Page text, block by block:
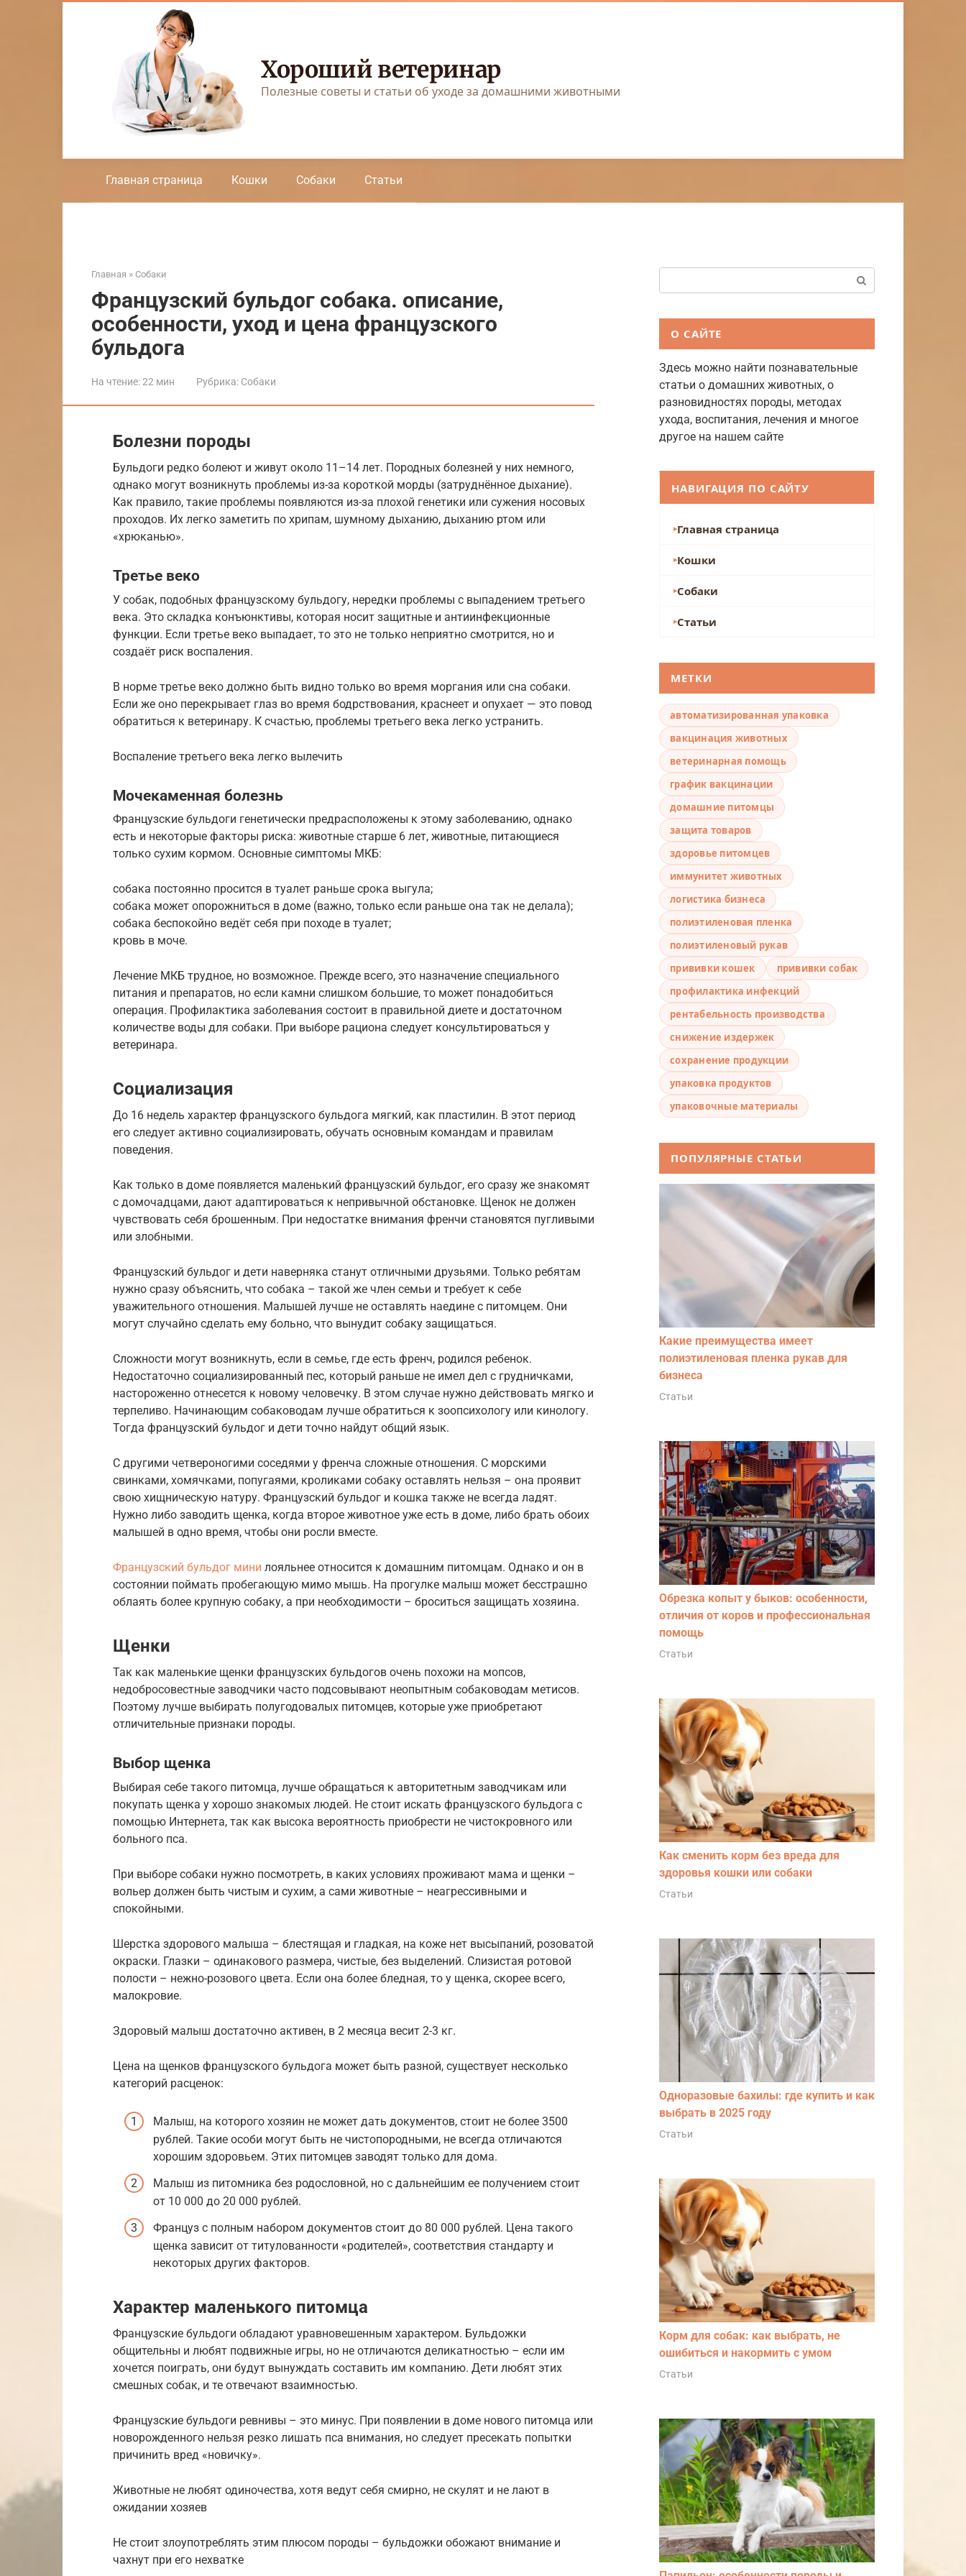
Хороший ветеринар
Полезные советы и статьи об уходе за домашними животными
Главная страница Кошки Собаки Статьи
Главная » Собаки
Французский бульдог собака. описание,
особенности, уход и цена французского
бульдога
На чтение:22 мин Рубрика: Собаки
Болезни породы
Бульдоги редко болеют и живут около 11–14 лет. Породных болезней у них немного,
однако могут возникнуть проблемы из-за короткой морды (затруднённое дыхание).
Как правило, такие проблемы появляются из-за плохой генетики или сужения носовых
проходов. Их легко заметить по хрипам, шумному дыханию, дыханию ртом или
«хрюканью».
Третье веко
У собак, подобных французскому бульдогу, нередки проблемы с выпадением третьего
века. Это складка конъюнктивы, которая носит защитные и антиинфекционные
функции. Если третье веко выпадает, то это не только неприятно смотрится, но и
создаёт риск воспаления.
В норме третье веко должно быть видно только во время моргания или сна собаки.
Если же оно перекрывает глаз во время бодрствования, краснеет и опухает — это повод
обратиться к ветеринару. К счастью, проблемы третьего века легко устранить.
Воспаление третьего века легко вылечить
Мочекаменная болезнь
Французские бульдоги генетически предрасположены к этому заболеванию, однако
есть и некоторые факторы риска: животные старше 6 лет, животные, питающиеся
только сухим кормом. Основные симптомы МКБ:
собака постоянно просится в туалет раньше срока выгула;
собака может опорожниться в доме (важно, только если раньше она так не делала);
собака беспокойно ведёт себя при походе в туалет;
кровь в моче.
Лечение МКБ трудное, но возможное. Прежде всего, это назначение специального
питания и препаратов, но если камни слишком большие, то может понадобиться
операция. Профилактика заболевания состоит в правильной диете и достаточном
количестве воды для собаки. При выборе рациона следует консультироваться у
ветеринара.
Социализация
До 16 недель характер французского бульдога мягкий, как пластилин. В этот период
его следует активно социализировать, обучать основным командам и правилам
поведения.
Как только в доме появляется маленький французский бульдог, его сразу же знакомят
с домочадцами, дают адаптироваться к непривычной обстановке. Щенок не должен
чувствовать себя брошенным. При недостатке внимания френчи становятся пугливыми
или злобными.
Французский бульдог и дети наверняка станут отличными друзьями. Только ребятам
нужно сразу объяснить, что собака – такой же член семьи и требует к себе
уважительного отношения. Малышей лучше не оставлять наедине с питомцем. Они
могут случайно сделать ему больно, что вынудит собаку защищаться.
Сложности могут возникнуть, если в семье, где есть френч, родился ребенок.
Недостаточно социализированный пес, который раньше не имел дел с грудничками,
настороженно отнесется к новому человечку. В этом случае нужно действовать мягко и
терпеливо. Начинающим собаководам лучше обратиться к зоопсихологу или кинологу.
Тогда французский бульдог и дети точно найдут общий язык.
С другими четвероногими соседями у френча сложные отношения. С морскими
свинками, хомячками, попугаями, кроликами собаку оставлять нельзя – она проявит
свою хищническую натуру. Французский бульдог и кошка также не всегда ладят.
Нужно либо заводить щенка, когда второе животное уже есть в доме, либо брать обоих
малышей в одно время, чтобы они росли вместе.
Французский бульдог мини лояльнее относится к домашним питомцам. Однако и он в
состоянии поймать пробегающую мимо мышь. На прогулке малыш может бесстрашно
облаять более крупную собаку, а при необходимости – броситься защищать хозяина.
Щенки
Так как маленькие щенки французских бульдогов очень похожи на мопсов,
недобросовестные заводчики часто подсовывают неопытным собаководам метисов.
Поэтому лучше выбирать полугодовалых питомцев, которые уже приобретают
отличительные признаки породы.
Выбор щенка
Выбирая себе такого питомца, лучше обращаться к авторитетным заводчикам или
покупать щенка у хорошо знакомых людей. Не стоит искать французского бульдога с
помощью Интернета, так как высока вероятность приобрести не чистокровного или
больного пса.
При выборе собаки нужно посмотреть, в каких условиях проживают мама и щенки –
вольер должен быть чистым и сухим, а сами животные – неагрессивными и
спокойными.
Шерстка здорового малыша – блестящая и гладкая, на коже нет высыпаний, розоватой
окраски. Глазки – одинакового размера, чистые, без выделений. Слизистая ротовой
полости – нежно-розового цвета. Если она более бледная, то у щенка, скорее всего,
малокровие.
Здоровый малыш достаточно активен, в 2 месяца весит 2-3 кг.
Цена на щенков французского бульдога может быть разной, существует несколько
категорий расценок:
Малыш, на которого хозяин не может дать документов, стоит не более 3500
рублей. Такие особи могут быть не чистопородными, не всегда отличаются
хорошим здоровьем. Этих питомцев заводят только для дома.
Малыш из питомника без родословной, но с дальнейшим ее получением стоит
от 10 000 до 20 000 рублей.
Француз с полным набором документов стоит до 80 000 рублей. Цена такого
щенка зависит от титулованности «родителей», соответствия стандарту и
некоторых других факторов.
Характер маленького питомца
Французские бульдоги обладают уравновешенным характером. Бульдожки
общительны и любят подвижные игры, но не отличаются деликатностью – если им
хочется поиграть, они будут вынуждать составить им компанию. Дети любят этих
смешных собак, и те отвечают взаимностью.
Французские бульдоги ревнивы – это минус. При появлении в доме нового питомца или
новорожденного нельзя резко лишать пса внимания, но следует пресекать попытки
причинить вред «новичку».
Животные не любят одиночества, хотя ведут себя смирно, не скулят и не лают в
ожидании хозяев
Не стоит злоупотреблять этим плюсом породы – бульдожки обожают внимание и
чахнут при его нехватке
О САЙТЕ
Здесь можно найти познавательные
статьи о домашних животных, о
разновидностях породы, методах
ухода, воспитания, лечения и многое
другое на нашем сайте
НАВИГАЦИЯ ПО САЙТУ
Главная страница
Кошки
Собаки
Статьи
МЕТКИ
автоматизированная упаковка
вакцинация животных
ветеринарная помощь
график вакцинации
домашние питомцы
защита товаров
здоровье питомцев
иммунитет животных
логистика бизнеса
полиэтиленовая пленка
полиэтиленовый рукав
прививки кошек
прививки собак
профилактика инфекций
рентабельность производства
снижение издержек
сохранение продукции
упаковка продуктов
упаковочные материалы
ПОПУЛЯРНЫЕ СТАТЬИ
Какие преимущества имеет
полиэтиленовая пленка рукав для
бизнеса
Статьи
Обрезка копыт у быков: особенности,
отличия от коров и профессиональная
помощь
Статьи
Как сменить корм без вреда для
здоровья кошки или собаки
Статьи
Одноразовые бахилы: где купить и как
выбрать в 2025 году
Статьи
Корм для собак: как выбрать, не
ошибиться и накормить с умом
Статьи